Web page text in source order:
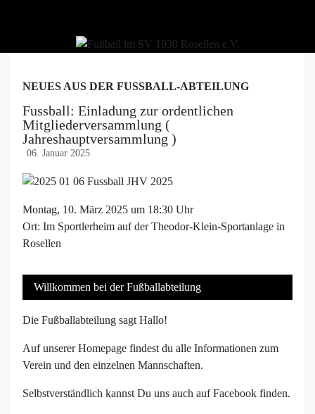
NEUES AUS DER FUSSBALL-ABTEILUNG
Fussball: Einladung zur ordentlichen
Mitgliederversammlung (
Jahreshauptversammlung )
06. Januar 2025
Montag, 10. März 2025 um 18:30 Uhr
Ort: Im Sportlerheim auf der Theodor-Klein-Sportanlage in
Rosellen
Willkommen bei der Fußballabteilung
Die Fußballabteilung sagt Hallo!
Auf unserer Homepage findest du alle Informationen zum
Verein und den einzelnen Mannschaften.
Selbstverständlich kannst Du uns auch auf Facebook finden.